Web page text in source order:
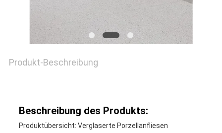
Produkt-Beschreibung
Beschreibung des Produkts:
Produktübersicht: Verglaserte Porzellanfliesen